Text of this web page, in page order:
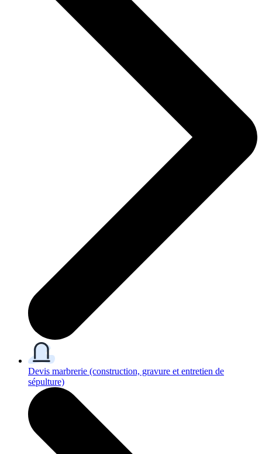
Devis marbrerie (construction, gravure et entretien de
sépulture)